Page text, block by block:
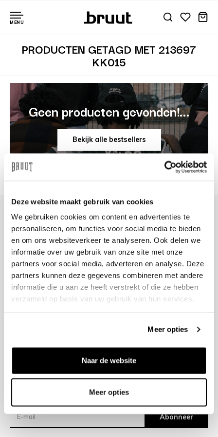
Deze website maakt gebruik van cookies
We gebruiken cookies om content en advertenties te
personaliseren, om functies voor social media te bieden
en om ons websiteverkeer te analyseren. Ook delen we
informatie over uw gebruik van onze site met onze
partners voor social media, adverteren en analyse. Deze
partners kunnen deze gegevens combineren met andere
informatie die u aan ze heeft verstrekt of die ze hebben
verzameld op basis van uw gebruik van hun services.
Meer opties
Naar de website
Meer opties
MENU
PRODUCTEN GETAGD MET 213697
KK015
Geen producten gevonden!...
Bekijk alle bestsellers
+31 23 205 2006
info@bruut.nl
Contact Formulier
Open 11:00 - 21:00
OPENINGSTIJDEN
Verzending
Abonneer